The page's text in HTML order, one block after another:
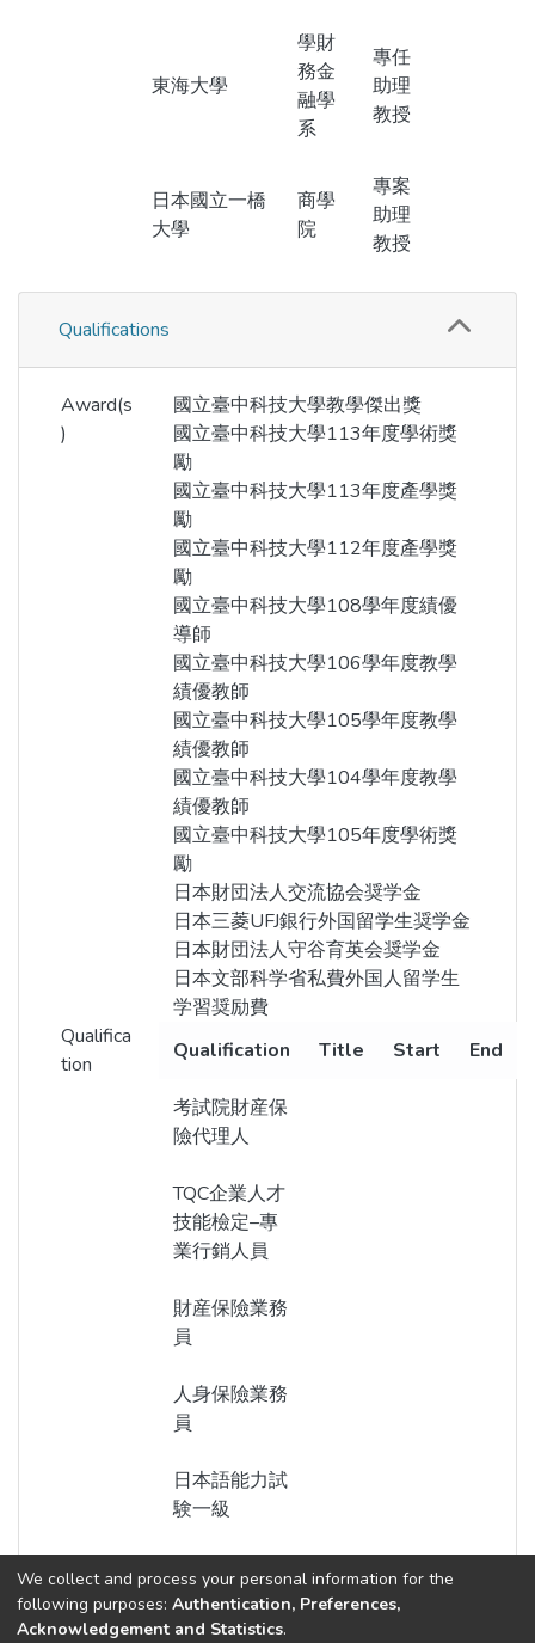
東海大學
學財
務金
融學
系
專任
助理
教授
日本國立一橋
大學
商學
院
專案
助理
教授
Qualifications
Award(s
)
國立臺中科技大學教學傑出獎
國立臺中科技大學113年度學術獎
勵
國立臺中科技大學113年度產學獎
勵
國立臺中科技大學112年度產學獎
勵
國立臺中科技大學108學年度績優
導師
國立臺中科技大學106學年度教學
績優教師
國立臺中科技大學105學年度教學
績優教師
國立臺中科技大學104學年度教學
績優教師
國立臺中科技大學105年度學術獎
勵
日本財団法人交流協会奨学金
日本三菱UFJ銀行外国留学生奨学金
日本財団法人守谷育英会奨学金
日本文部科学省私費外国人留学生
学習奨励費
Qualifica
tion
Qualification Title Start End
考試院財産保
險代理人
TQC企業人才
技能檢定–專
業行銷人員
財産保險業務
員
人身保險業務
員
日本語能力試
験一級
Built withDSpace-CRIS software
We collect and process your personal information for the
following purposes: Authentication, Preferences,
Acknowledgement and Statistics.